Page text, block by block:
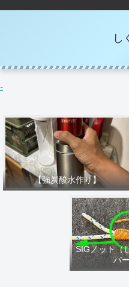
し
-
【強炭酸水作り】
SIGノット（
バ